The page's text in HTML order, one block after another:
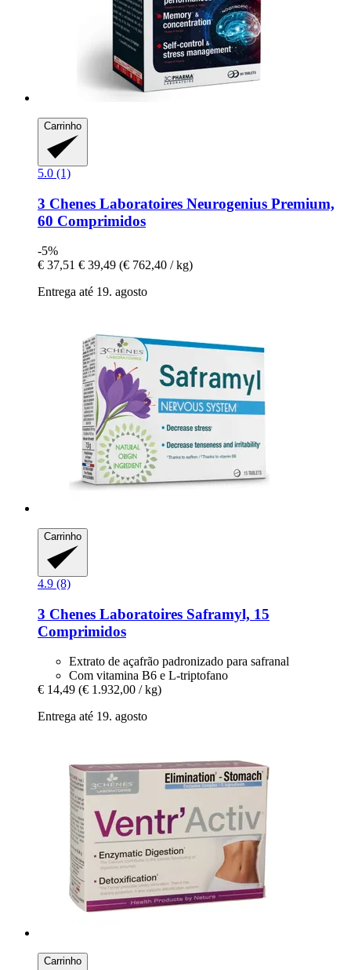
Carrinho
5.0 (1)
3 Chenes Laboratoires Neurogenius Premium,
60 Comprimidos
-5%
€ 37,51 € 39,49 (€ 762,40 / kg)
Entrega até 19. agosto
Carrinho
4.9 (8)
3 Chenes Laboratoires Saframyl, 15
Comprimidos
Extrato de açafrão padronizado para safranal
Com vitamina B6 e L-triptofano
€ 14,49 (€ 1.932,00 / kg)
Entrega até 19. agosto
Carrinho